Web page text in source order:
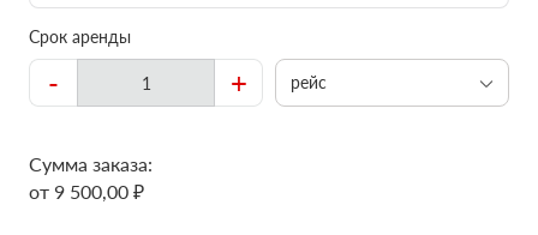
Срок аренды
- + рейс
Сумма заказа:
от 9 500,00 ₽